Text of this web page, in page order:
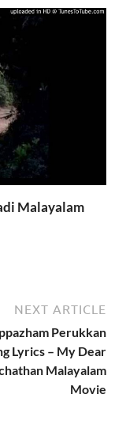
Malayalam
NEXT ARTICLE
Perukkan
Lyrics – My Dear
Malayalam
Movie